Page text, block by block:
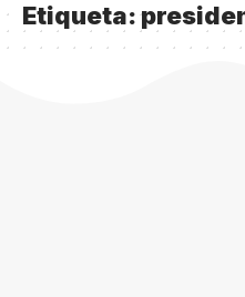
Etiqueta: